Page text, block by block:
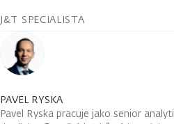
J&T SPECIALISTA
PAVEL RYSKA
Pavel Ryska pracuje jako senior